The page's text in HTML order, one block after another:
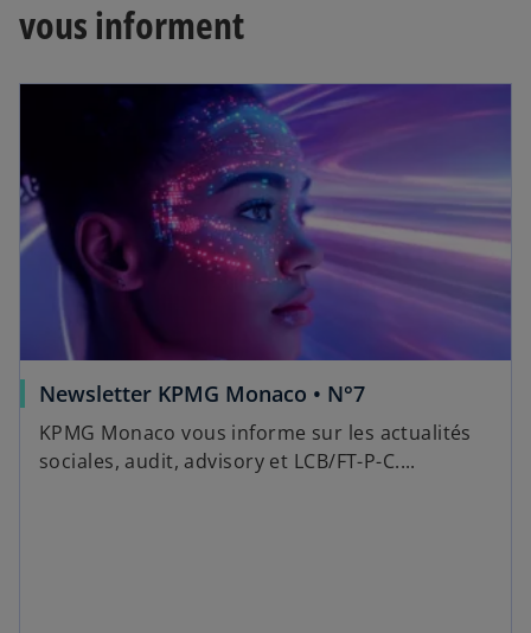
vous informent
Newsletter KPMG Monaco • N°7
KPMG Monaco vous informe sur les actualités
sociales, audit, advisory et LCB/FT-P-C....